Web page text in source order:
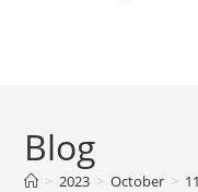
Blog
> 2023 > October > 11